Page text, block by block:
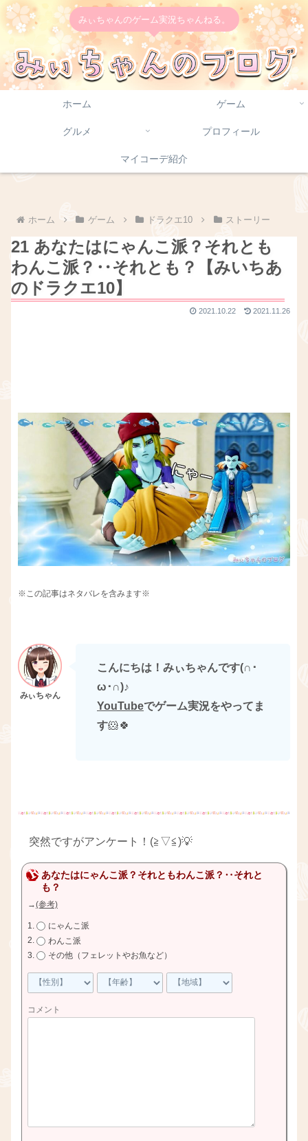
みぃちゃんのゲーム実況ちゃんねる。
ホーム ゲーム
グルメ プロフィール
マイコーデ紹介
ホーム ゲーム ドラクエ10 ストーリー
21 あなたはにゃんこ派？それとも
わんこ派？‥それとも？【みいちあ
のドラクエ10】
2021.10.22 2021.11.26
※この記事はネタバレを含みます※
こんにちは！みぃちゃんです(∩･
ω･∩)♪
YouTubeでゲーム実況をやってま
す🐹🍀
突然ですがアンケート！(≧▽≦)💡
あなたはにゃんこ派？それともわんこ派？‥それと
も？
→(参考)
にゃんこ派
わんこ派
その他（フェレットやお魚など）
コメント